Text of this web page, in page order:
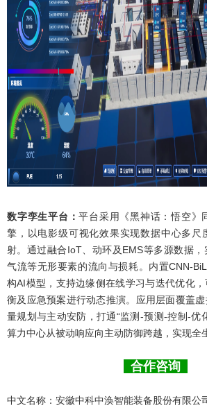
数字孪生平台：平台采用《黑神话：悟空》
擎，以电影级可视化效果实现数据中心多尺
射。通过融合IoT、动环及EMS等多源数据，
气流等无形要素的流向与损耗。内置CNN-
构AI模型，支持边缘侧在线学习与迭代优化
衡及应急预案进行动态推演。应用层面覆盖
量规划与主动安防，打通“监测-预测-控制-优
算力中心从被动响应向主动防御跨越，实现全
合作咨询
中文名称：安徽中科中涣智能装备股份有限公